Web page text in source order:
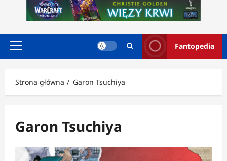
Menu
Fantopedia
Strona główna Garon Tsuchiya
Garon Tsuchiya